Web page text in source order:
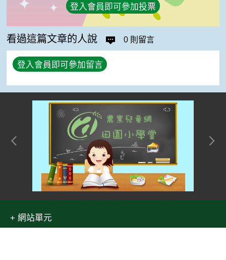
登入會員即可參加投票
看過這篇文章的人說 0 則留言
登入會員即可參加留言
網站單元